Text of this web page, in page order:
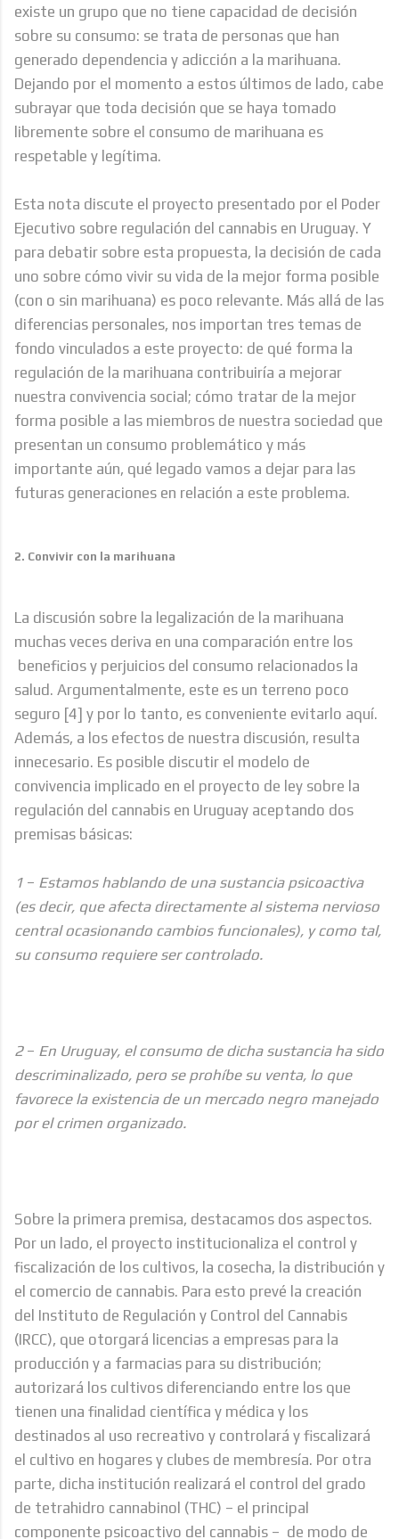
existe un grupo que no tiene capacidad de decisión
sobre su consumo: se trata de personas que han
generado dependencia y adicción a la marihuana.
Dejando por el momento a estos últimos de lado, cabe
subrayar que toda decisión que se haya tomado
libremente sobre el consumo de marihuana es
respetable y legítima.
Esta nota discute el proyecto presentado por el Poder
Ejecutivo sobre regulación del cannabis en Uruguay. Y
para debatir sobre esta propuesta, la decisión de cada
uno sobre cómo vivir su vida de la mejor forma posible
(con o sin marihuana) es poco relevante. Más allá de las
diferencias personales, nos importan tres temas de
fondo vinculados a este proyecto: de qué forma la
regulación de la marihuana contribuiría a mejorar
nuestra convivencia social; cómo tratar de la mejor
forma posible a las miembros de nuestra sociedad que
presentan un consumo problemático y más
importante aún, qué legado vamos a dejar para las
futuras generaciones en relación a este problema.
2. Convivir con la marihuana
La discusión sobre la legalización de la marihuana
muchas veces deriva en una comparación entre los
beneficios y perjuicios del consumo relacionados la
salud. Argumentalmente, este es un terreno poco
seguro [4] y por lo tanto, es conveniente evitarlo aquí.
Además, a los efectos de nuestra discusión, resulta
innecesario. Es posible discutir el modelo de
convivencia implicado en el proyecto de ley sobre la
regulación del cannabis en Uruguay aceptando dos
premisas básicas:
1 – Estamos hablando de una sustancia psicoactiva
(es decir, que afecta directamente al sistema nervioso
central ocasionando cambios funcionales), y como tal,
su consumo requiere ser controlado.
2 – En Uruguay, el consumo de dicha sustancia ha sido
descriminalizado, pero se prohíbe su venta, lo que
favorece la existencia de un mercado negro manejado
por el crimen organizado.
Sobre la primera premisa, destacamos dos aspectos.
Por un lado, el proyecto institucionaliza el control y
fiscalización de los cultivos, la cosecha, la distribución y
el comercio de cannabis. Para esto prevé la creación
del Instituto de Regulación y Control del Cannabis
(IRCC), que otorgará licencias a empresas para la
producción y a farmacias para su distribución;
autorizará los cultivos diferenciando entre los que
tienen una finalidad científica y médica y los
destinados al uso recreativo y controlará y fiscalizará
el cultivo en hogares y clubes de membresía. Por otra
parte, dicha institución realizará el control del grado
de tetrahidro cannabinol (THC) – el principal
componente psicoactivo del cannabis – de modo de